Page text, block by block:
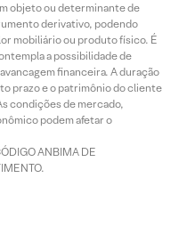
objeto ou determinante de
derivativo, podendo
mobiliário ou produto físico. É
a possibilidade de
financeira. A duração
prazo e o patrimônio do cliente
condições de mercado,
podem afetar o
ANBIMA DE